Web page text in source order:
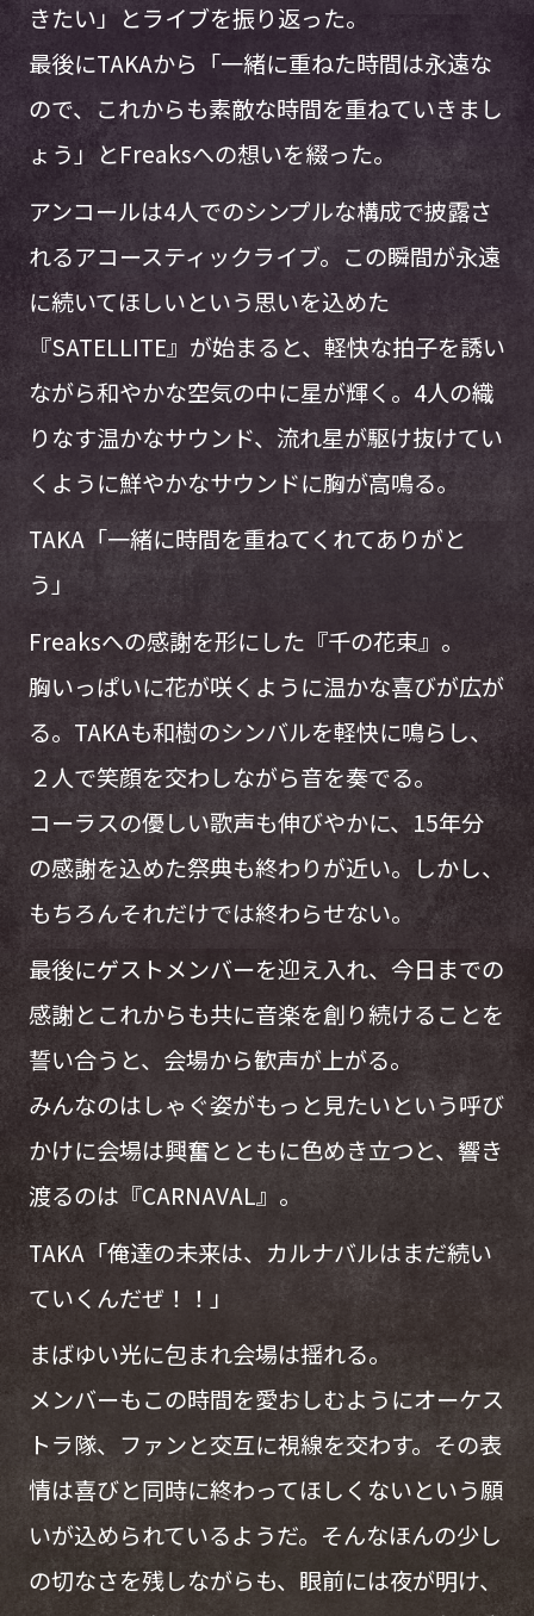
きたい」とライブを振り返った。
最後にTAKAから「一緒に重ねた時間は永遠な
ので、これからも素敵な時間を重ねていきまし
ょう」とFreaksへの想いを綴った。
アンコールは4人でのシンプルな構成で披露さ
れるアコースティックライブ。この瞬間が永遠
に続いてほしいという思いを込めた
『SATELLITE』が始まると、軽快な拍子を誘い
ながら和やかな空気の中に星が輝く。4人の織
りなす温かなサウンド、流れ星が駆け抜けてい
くように鮮やかなサウンドに胸が高鳴る。
TAKA「一緒に時間を重ねてくれてありがと
う」
Freaksへの感謝を形にした『千の花束』。
胸いっぱいに花が咲くように温かな喜びが広が
る。TAKAも和樹のシンバルを軽快に鳴らし、
２人で笑顔を交わしながら音を奏でる。
コーラスの優しい歌声も伸びやかに、15年分
の感謝を込めた祭典も終わりが近い。しかし、
もちろんそれだけでは終わらせない。
最後にゲストメンバーを迎え入れ、今日までの
感謝とこれからも共に音楽を創り続けることを
誓い合うと、会場から歓声が上がる。
みんなのはしゃぐ姿がもっと見たいという呼び
かけに会場は興奮とともに色めき立つと、響き
渡るのは『CARNAVAL』。
TAKA「俺達の未来は、カルナバルはまだ続い
ていくんだぜ！！」
まばゆい光に包まれ会場は揺れる。
メンバーもこの時間を愛おしむようにオーケス
トラ隊、ファンと交互に視線を交わす。その表
情は喜びと同時に終わってほしくないという願
いが込められているようだ。そんなほんの少し
の切なさを残しながらも、眼前には夜が明け、